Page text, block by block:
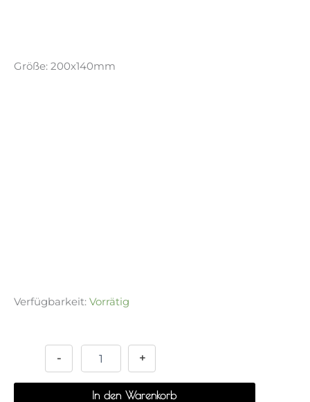
Größe: 200x140mm
Verfügbarkeit: Vorrätig
-
Postkarten
Ver.1
+
In den Warenkorb